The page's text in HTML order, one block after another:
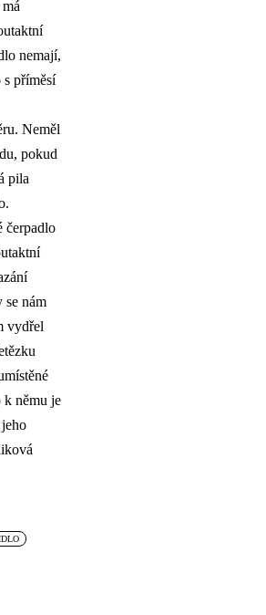
nemají,
příměsí
Neměl
pokud
pila
čerpadlo
se nám
vydřel
k němu je